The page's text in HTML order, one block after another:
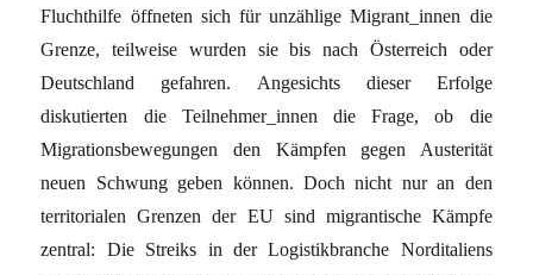
Fluchthilfe öffneten sich für unzählige Migrant_innen die
Grenze, teilweise wurden sie bis nach Österreich oder
Deutschland gefahren. Angesichts dieser Erfolge
diskutierten die Teilnehmer_innen die Frage, ob die
Migrationsbewegungen den Kämpfen gegen Austerität
neuen Schwung geben können. Doch nicht nur an den
territorialen Grenzen der EU sind migrantische Kämpfe
zentral: Die Streiks in der Logistikbranche Norditaliens